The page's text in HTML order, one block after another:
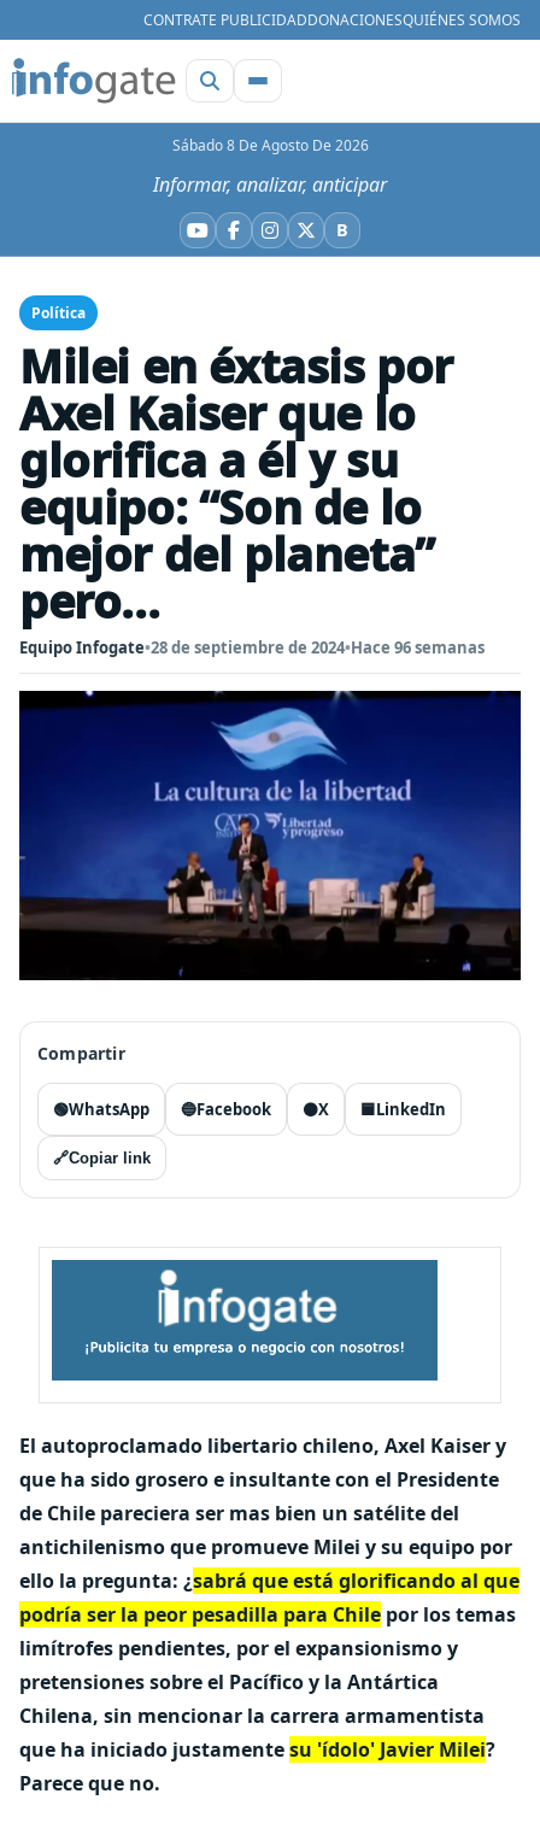
CONTRATE PUBLICIDADDONACIONESQUIÉNES SOMOS
Sábado 8 De Agosto De 2026
Informar, analizar, anticipar
YouTube
Facebook
Instagram
X BBluesky
Política
Milei en éxtasis por
Axel Kaiser que lo
glorifica a él y su
equipo: “Son de lo
mejor del planeta”
pero...
Equipo Infogate•28 de septiembre de 2024•Hace 96 semanas
Compartir
🟢WhatsApp 🔵Facebook ⚫X 🟦LinkedIn
🔗Copiar link
El autoproclamado libertario chileno, Axel Kaiser y
que ha sido grosero e insultante con el Presidente
de Chile pareciera ser mas bien un satélite del
antichilenismo que promueve Milei y su equipo por
ello la pregunta: ¿sabrá que está glorificando al que
podría ser la peor pesadilla para Chile por los temas
limítrofes pendientes, por el expansionismo y
pretensiones sobre el Pacífico y la Antártica
Chilena, sin mencionar la carrera armamentista
que ha iniciado justamentesu 'ídolo' Javier Milei?
Parece que no.